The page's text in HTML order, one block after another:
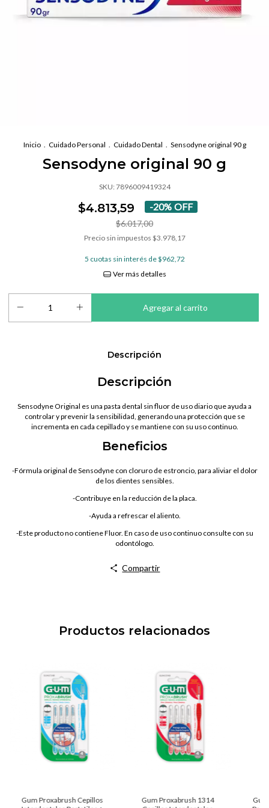
Inicio . Cuidado Personal . Cuidado Dental . Sensodyne original 90 g
Sensodyne original 90 g
SKU: 7896009419324
$4.813,59 -20% OFF
$6.017,00
Precio sin impuestos $3.978,17
5 cuotas sin interés de$962,72
Ver más detalles
Descripción
Descripción
Sensodyne Original es una pasta dental sin fluor de uso diario que ayuda a
controlar y prevenir la sensibilidad, generando una protección que se
incrementa en cada cepillado y se mantiene con su uso continuo.
Beneficios
-Fórmula original de Sensodyne con cloruro de estroncio, para aliviar el dolor
de los dientes sensibles.
-Contribuye en la reducción de la placa.
-Ayuda a refrescar el aliento.
-Este producto no contiene Fluor. En caso de uso continuo consulte con su
odontólogo.
Compartir
Productos relacionados
Gum Proxabrush Cepillos
Gum Proxabrush 1314